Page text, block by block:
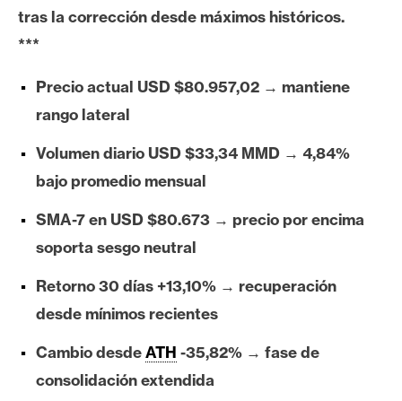
t
h
r
e
m
I
A
A
tras la corrección desde máximos históricos.
***
Precio actual USD $80.957,02 → mantiene
rango lateral
Volumen diario USD $33,34 MMD → 4,84%
bajo promedio mensual
SMA-7 en USD $80.673 → precio por encima
soporta sesgo neutral
Retorno 30 días +13,10% → recuperación
desde mínimos recientes
Cambio desdeATH -35,82% → fase de
consolidación extendida